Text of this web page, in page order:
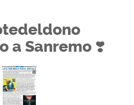
a Sanremo ❣️